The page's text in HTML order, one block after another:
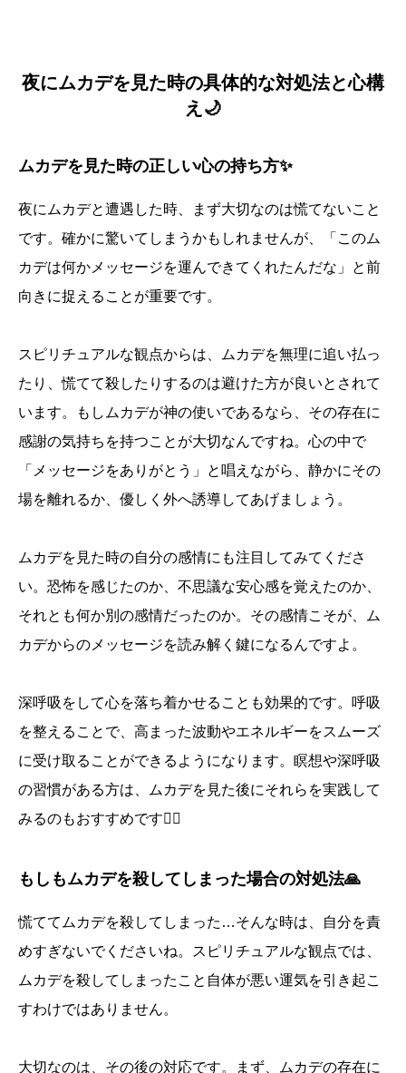
夜にムカデを見た時の具体的な対処法と心構
え🌙
ムカデを見た時の正しい心の持ち方✨
夜にムカデと遭遇した時、まず大切なのは慌てないこと
です。確かに驚いてしまうかもしれませんが、「このム
カデは何かメッセージを運んできてくれたんだな」と前
向きに捉えることが重要です。
スピリチュアルな観点からは、ムカデを無理に追い払っ
たり、慌てて殺したりするのは避けた方が良いとされて
います。もしムカデが神の使いであるなら、その存在に
感謝の気持ちを持つことが大切なんですね。心の中で
「メッセージをありがとう」と唱えながら、静かにその
場を離れるか、優しく外へ誘導してあげましょう。
ムカデを見た時の自分の感情にも注目してみてくださ
い。恐怖を感じたのか、不思議な安心感を覚えたのか、
それとも何か別の感情だったのか。その感情こそが、ム
カデからのメッセージを読み解く鍵になるんですよ。
深呼吸をして心を落ち着かせることも効果的です。呼吸
を整えることで、高まった波動やエネルギーをスムーズ
に受け取ることができるようになります。瞑想や深呼吸
の習慣がある方は、ムカデを見た後にそれらを実践して
みるのもおすすめです🧘‍♀️
もしもムカデを殺してしまった場合の対処法🙏
慌ててムカデを殺してしまった…そんな時は、自分を責
めすぎないでくださいね。スピリチュアルな観点では、
ムカデを殺してしまったこと自体が悪い運気を引き起こ
すわけではありません。
大切なのは、その後の対応です。まず、ムカデの存在に
誕生日ランキング 金運神社 金運財布 姓名判断